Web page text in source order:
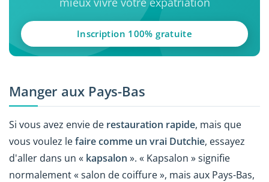
Inscription 100% gratuite
Manger aux Pays-Bas
Si vous avez envie de restauration rapide, mais que
vous voulez lefaire comme un vrai Dutchie, essayez
d'aller dans un « kapsalon ». « Kapsalon » signifie
normalement « salon de coiffure », mais aux Pays-Bas,